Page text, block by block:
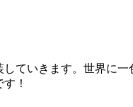
ていきます。世界に一
！